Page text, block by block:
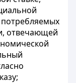
отвечающей